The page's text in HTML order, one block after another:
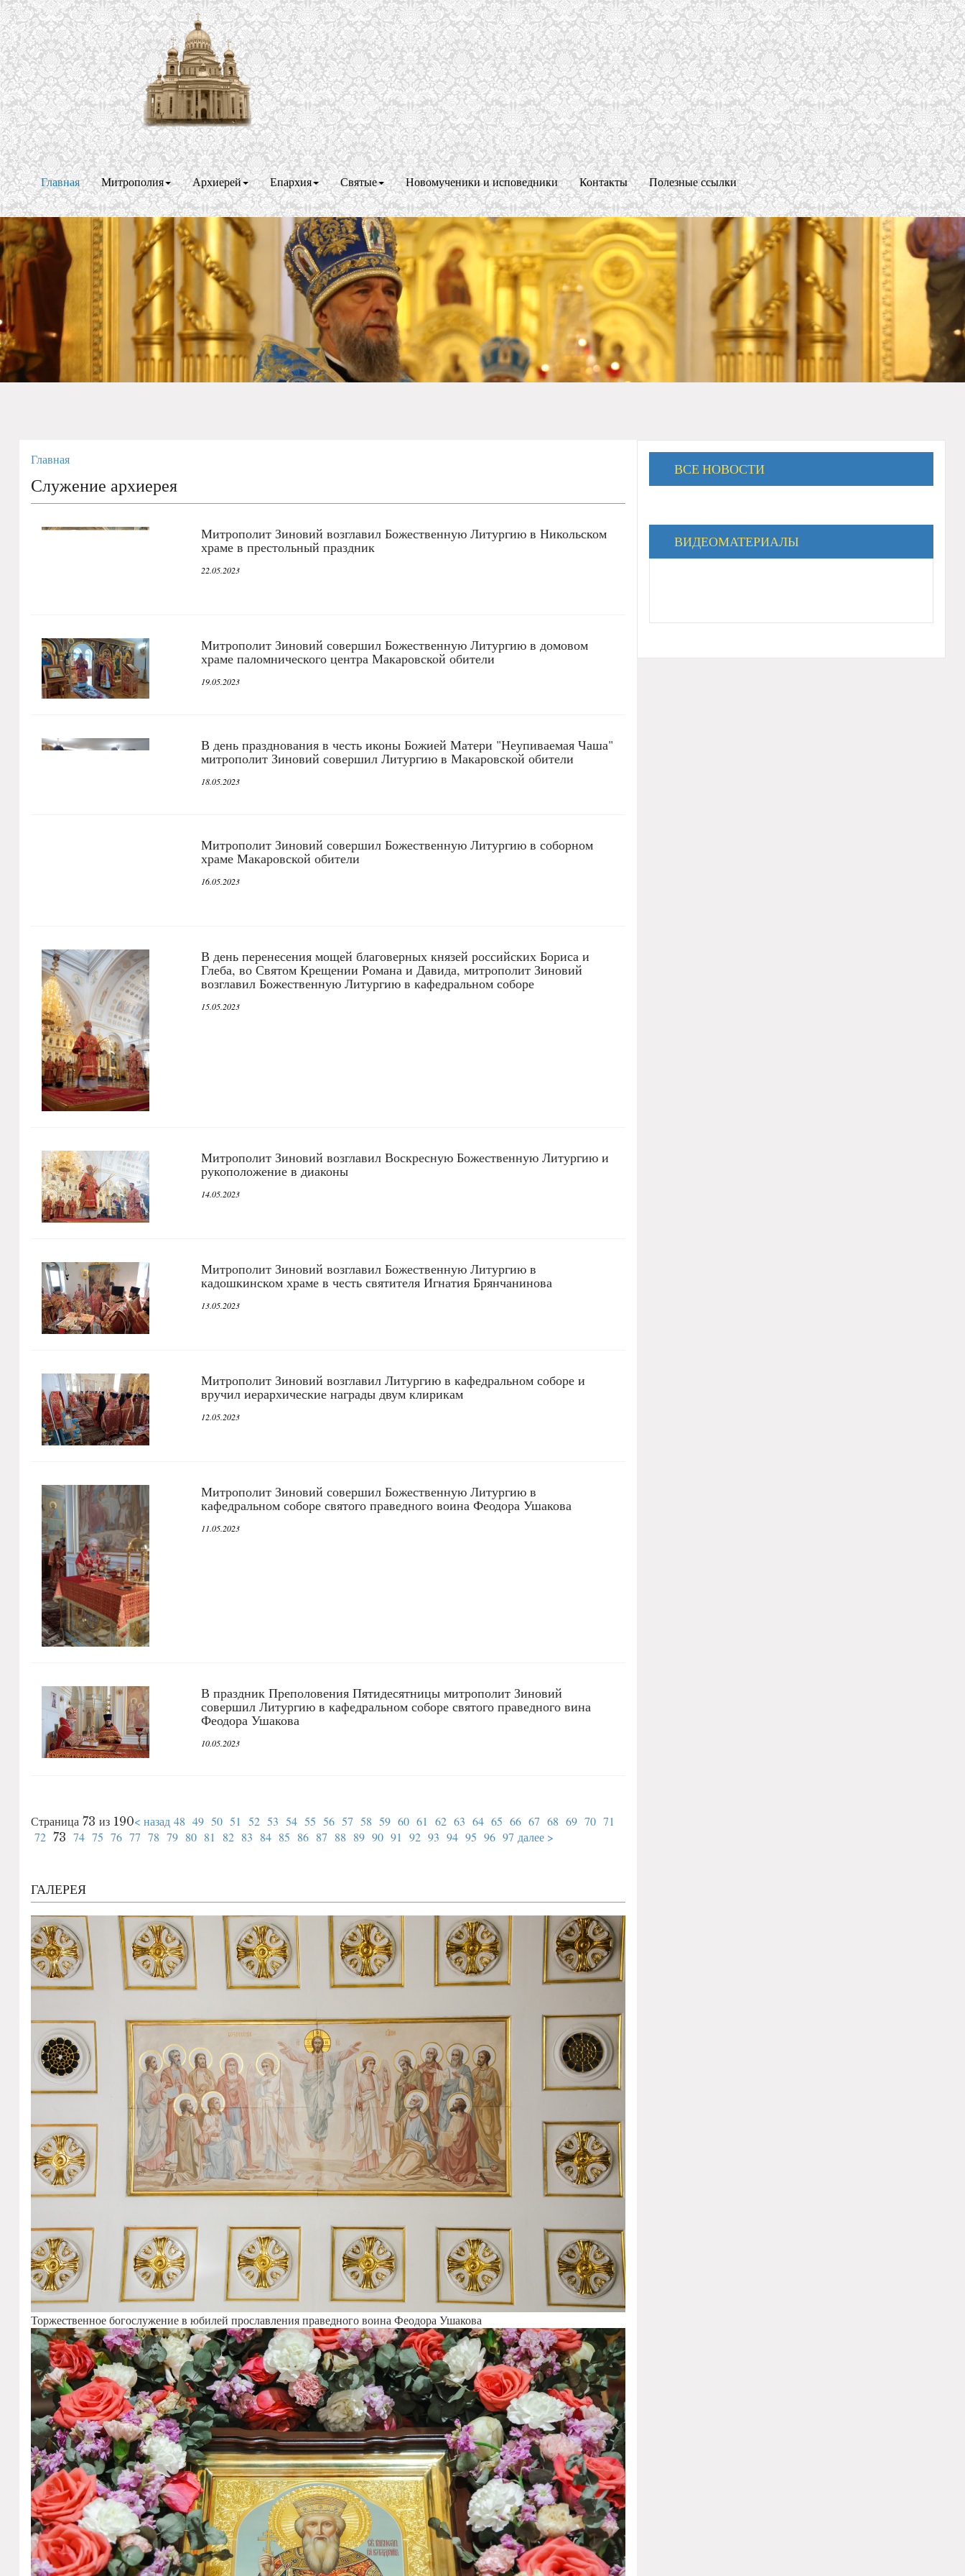
Главная Митрополия Архиерей Епархия Святые Новомученики и исповедники Контакты Полезные ссылки
Главная
Служение архиерея
Митрополит Зиновий возглавил Божественную Литургию в Никольском
храме в престольный праздник
22.05.2023
Митрополит Зиновий совершил Божественную Литургию в домовом
храме паломнического центра Макаровской обители
19.05.2023
В день празднования в честь иконы Божией Матери "Неупиваемая Чаша"
митрополит Зиновий совершил Литургию в Макаровской обители
18.05.2023
Митрополит Зиновий совершил Божественную Литургию в соборном
храме Макаровской обители
16.05.2023
В день перенесения мощей благоверных князей российских Бориса и
Глеба, во Святом Крещении Романа и Давида, митрополит Зиновий
возглавил Божественную Литургию в кафедральном соборе
15.05.2023
Митрополит Зиновий возглавил Воскресную Божественную Литургию и
рукоположение в диаконы
14.05.2023
Митрополит Зиновий возглавил Божественную Литургию в
кадошкинском храме в честь святителя Игнатия Брянчанинова
13.05.2023
Митрополит Зиновий возглавил Литургию в кафедральном соборе и
вручил иерархические награды двум клирикам
12.05.2023
Митрополит Зиновий совершил Божественную Литургию в
кафедральном соборе святого праведного воина Феодора Ушакова
11.05.2023
В праздник Преполовения Пятидесятницы митрополит Зиновий
совершил Литургию в кафедральном соборе святого праведного вина
Феодора Ушакова
10.05.2023
Страница 73 из 190< назад 48 49 50 51 52 53 54 55 56 57 58 59 60 61 62 63 64 65 66 67 68 69 70 71
72 73 74 75 76 77 78 79 80 81 82 83 84 85 86 87 88 89 90 91 92 93 94 95 96 97 далее >
ГАЛЕРЕЯ
Торжественное богослужение в юбилей прославления праведного воина Феодора Ушакова
ВСЕ НОВОСТИ
ВИДЕОМАТЕРИАЛЫ